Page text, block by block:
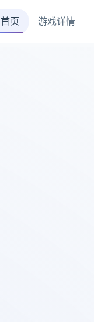
首页 游戏详情